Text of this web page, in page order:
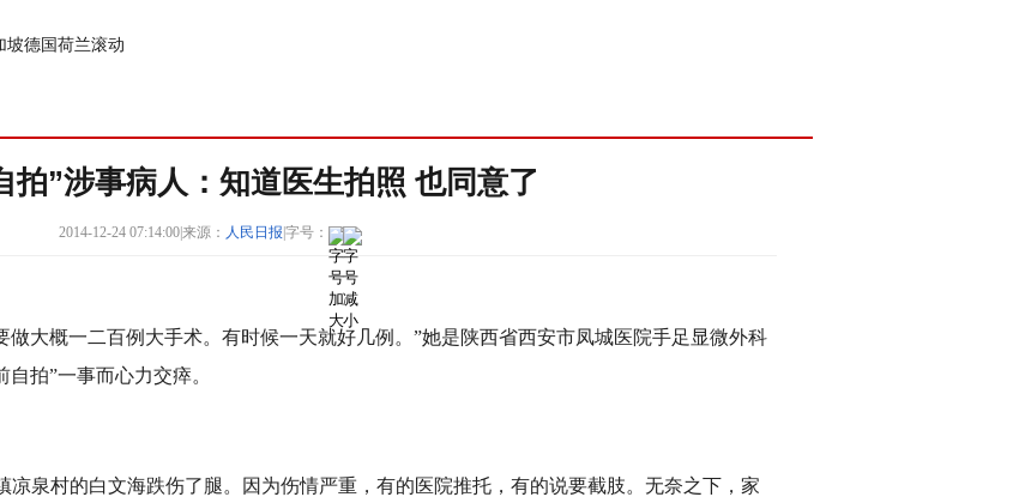
坡德国 荷兰滚动
拍”涉事病人：知道医生拍照 也同意了
2014-12-24 07:14:00|来源： 人民日报 字号：
概一二百例大手术。有时候一天就好几例。”她是陕西省西安市凤城医院手足显微外科
拍”一事而心力交瘁。
泉村的白文海跌伤了腿。因为伤情严重，有的医院推托，有的说要截肢。无奈之下，家